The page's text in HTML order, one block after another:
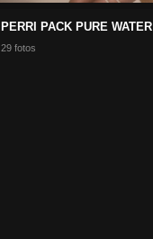
PERRI PACK PURE WATER
29 fotos